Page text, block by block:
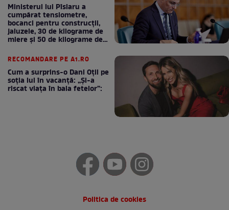
Ministerul lui Pîslaru a
cumpărat tensiometre,
bocanci pentru construcții,
jaluzele, 30 de kilograme de
miere și 50 de kilograme de
RECOMANDARE PE A1.RO
Cum a surprins-o Dani Oțil pe
soția lui în vacanță: „Și-a
riscat viața în baia fetelor”:
Politica de cookies